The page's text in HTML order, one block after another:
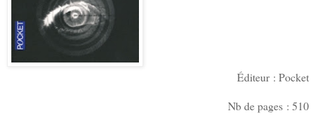
Éditeur : Pocket
Nb de pages : 510